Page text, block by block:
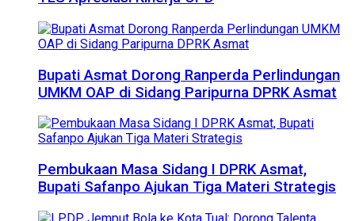
Bupati Asmat Dorong Ranperda Perlindungan
UMKM OAP di Sidang Paripurna DPRK Asmat
Pembukaan Masa Sidang I DPRK Asmat,
Bupati Safanpo Ajukan Tiga Materi Strategis